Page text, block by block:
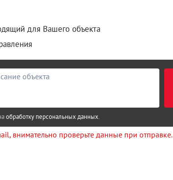
для Вашего объекта
обработку персональных данных.
внимательно проверьте данные при отправке.